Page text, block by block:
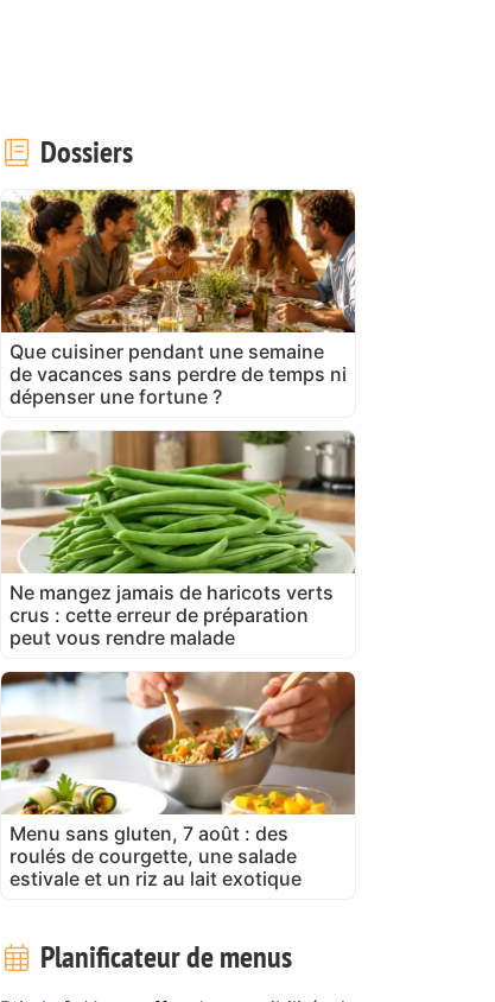
Dossiers
Que cuisiner pendant une semaine
de vacances sans perdre de temps ni
dépenser une fortune ?
Ne mangez jamais de haricots verts
crus : cette erreur de préparation
peut vous rendre malade
Menu sans gluten, 7 août : des
roulés de courgette, une salade
estivale et un riz au lait exotique
Planificateur de menus